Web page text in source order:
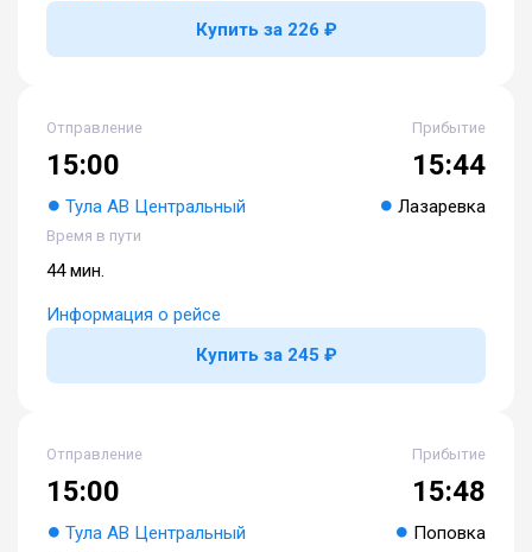
Купить за 226 ₽
Отправление
15:00
Тула АВ Центральный
Прибытие
15:44
Лазаревка
Время в пути
44 мин.
Информация о рейсе
Купить за 245 ₽
Отправление
15:00
Тула АВ Центральный
Прибытие
15:48
Поповка